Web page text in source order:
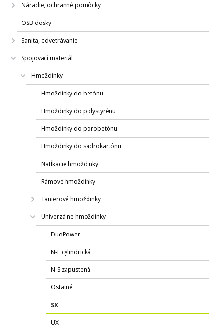
Náradie, ochranné pomôcky
OSB dosky
Sanita, odvetrávanie
Spojovací materiál
Hmoždinky
Hmoždinky do betónu
Hmoždinky do polystyrénu
Hmoždinky do porobetónu
Hmoždinky do sadrokartónu
Natĺkacie hmoždinky
Rámové hmoždinky
Tanierové hmoždinky
Univerzálne hmoždinky
DuoPower
N-F cylindrická
N-S zapustená
Ostatné
SX
UX